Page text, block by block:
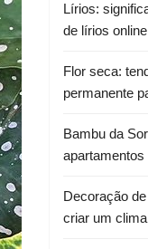
Lírios:
de lírios online
Flor seca:
permanente
Bambu da
apartamentos
Decoração
criar um